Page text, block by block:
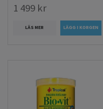
1 499 kr
LÄS MER